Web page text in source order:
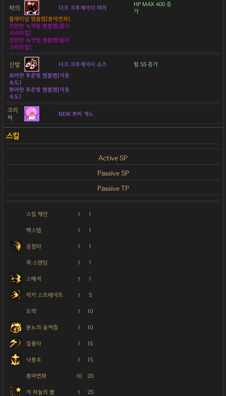
하의 다크 크루세이더 하의
HP MAX 400 증
가
플래티넘 엠블렘[봉마연화]
찬란한 녹색빛 엠블렘[물리
크리티컬]
찬란한 녹색빛 엠블렘[물리
크리티컬]
신발 다크 크루세이더 슈즈
힘 55 증가
화려한 푸른빛 엠블렘[이동
속도]
화려한 푸른빛 엠블렘[이동
속도]
크리
쳐
NEW 쁘띠 게느
Active SP
Passive SP
Passive TP
스킬 체인 1 1
백스텝 1 1
공참타 1 1
퀵 스탠딩 1 1
스매셔 1 1
럭키 스트레이트 1 5
도약 1 10
분노의 움켜쥠 1 10
질풍타 1 15
낙봉추 1 15
봉마연화 10 20
저 하늘의 별 1 25